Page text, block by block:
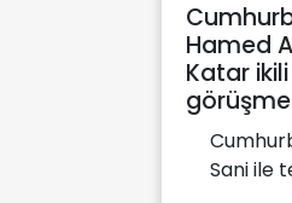
Hamed
Katar
Sani ile